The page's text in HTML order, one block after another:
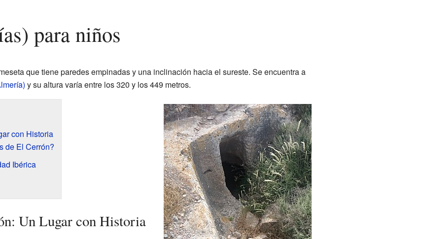
para niños
que tiene paredes empinadas y una inclinación hacia el sureste. Se encuentra a
y su altura varía entre los 320 y los 449 metros.
con Historia
de El Cerrón?
Ibérica
Un Lugar con Historia